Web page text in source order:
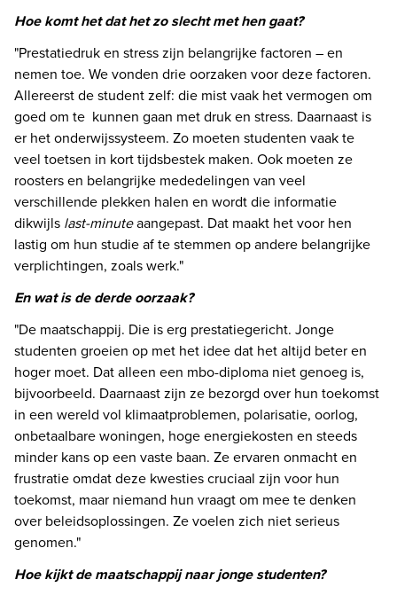
Hoe komt het dat het zo slecht met hen gaat?
"Prestatiedruk en stress zijn belangrijke factoren – en
nemen toe. We vonden drie oorzaken voor deze factoren.
Allereerst de student zelf: die mist vaak het vermogen om
goed om te  kunnen gaan met druk en stress. Daarnaast is
er het onderwijssysteem. Zo moeten studenten vaak te
veel toetsen in kort tijdsbestek maken. Ook moeten ze
roosters en belangrijke mededelingen van veel
verschillende plekken halen en wordt die informatie
dikwijls last-minute aangepast. Dat maakt het voor hen
lastig om hun studie af te stemmen op andere belangrijke
verplichtingen, zoals werk."
En wat is de derde oorzaak?
"De maatschappij. Die is erg prestatiegericht. Jonge
studenten groeien op met het idee dat het altijd beter en
hoger moet. Dat alleen een mbo-diploma niet genoeg is,
bijvoorbeeld. Daarnaast zijn ze bezorgd over hun toekomst
in een wereld vol klimaatproblemen, polarisatie, oorlog,
onbetaalbare woningen, hoge energiekosten en steeds
minder kans op een vaste baan. Ze ervaren onmacht en
frustratie omdat deze kwesties cruciaal zijn voor hun
toekomst, maar niemand hun vraagt om mee te denken
over beleidsoplossingen. Ze voelen zich niet serieus
genomen."
Hoe kijkt de maatschappij naar jonge studenten?